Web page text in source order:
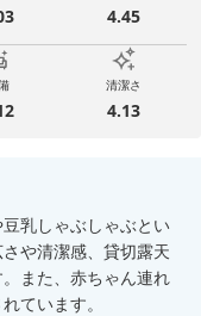
4.45
清潔さ
4.13
乳しゃぶしゃぶとい
や清潔感、貸切露天
また、赤ちゃん連れ
ています。